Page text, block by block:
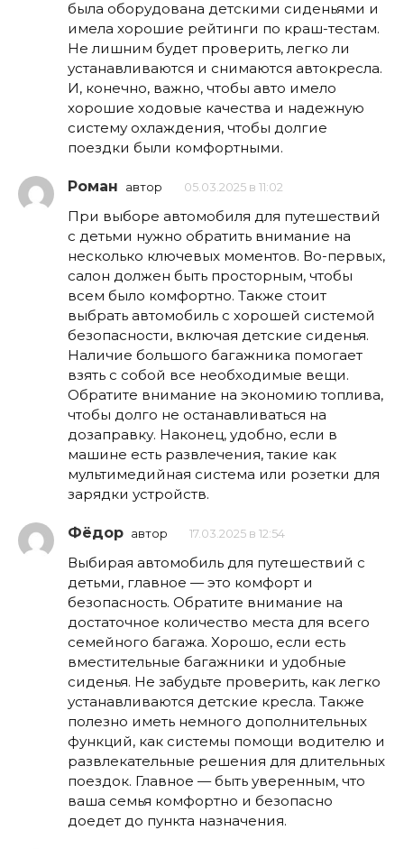
была оборудована детскими сиденьями и
имела хорошие рейтинги по краш-тестам.
Не лишним будет проверить, легко ли
устанавливаются и снимаются автокресла.
И, конечно, важно, чтобы авто имело
хорошие ходовые качества и надежную
систему охлаждения, чтобы долгие
поездки были комфортными.
Роман автор 05.03.2025 в 11:02
При выборе автомобиля для путешествий
с детьми нужно обратить внимание на
несколько ключевых моментов. Во-первых,
салон должен быть просторным, чтобы
всем было комфортно. Также стоит
выбрать автомобиль с хорошей системой
безопасности, включая детские сиденья.
Наличие большого багажника помогает
взять с собой все необходимые вещи.
Обратите внимание на экономию топлива,
чтобы долго не останавливаться на
дозаправку. Наконец, удобно, если в
машине есть развлечения, такие как
мультимедийная система или розетки для
зарядки устройств.
Фёдор автор 17.03.2025 в 12:54
Выбирая автомобиль для путешествий с
детьми, главное — это комфорт и
безопасность. Обратите внимание на
достаточное количество места для всего
семейного багажа. Хорошо, если есть
вместительные багажники и удобные
сиденья. Не забудьте проверить, как легко
устанавливаются детские кресла. Также
полезно иметь немного дополнительных
функций, как системы помощи водителю и
развлекательные решения для длительных
поездок. Главное — быть уверенным, что
ваша семья комфортно и безопасно
доедет до пункта назначения.